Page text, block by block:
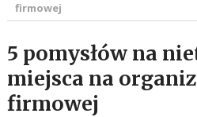
firmowej
5 pomysłów na
miejsca na
firmowej